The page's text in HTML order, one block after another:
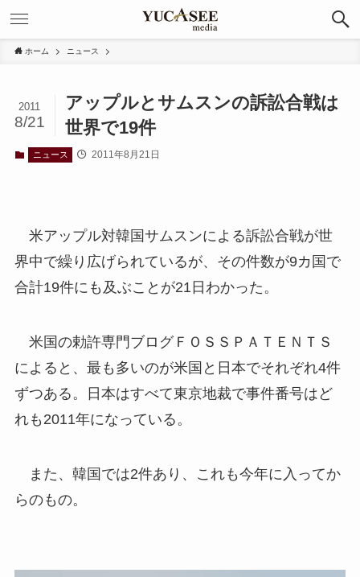
ホーム ニュース
アップルとサムスンの訴訟合戦は
世界で19件
2011
8/21
ニュース 2011年8月21日
米アップル対韓国サムスンによる訴訟合戦が世
界中で繰り広げられているが、その件数が9カ国で
合計19件にも及ぶことが21日わかった。
米国の勅許専門ブログＦＯＳＳＰＡＴＥＮＴＳ
によると、最も多いのが米国と日本でそれぞれ4件
ずつある。日本はすべて東京地裁で事件番号はど
れも2011年になっている。
また、韓国では2件あり、これも今年に入ってか
らのもの。